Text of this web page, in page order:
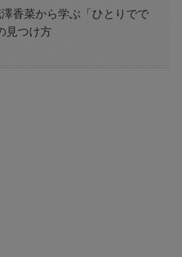
香菜から学ぶ「ひとりでで
見つけ方